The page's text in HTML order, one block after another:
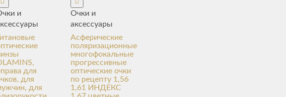
и
для
для
для
Очки и
аксессуары
Асферические
поляризационные
многофокальные
прогрессивные
оптические очки
по рецепту 1,56
1,61 ИНДЕКС